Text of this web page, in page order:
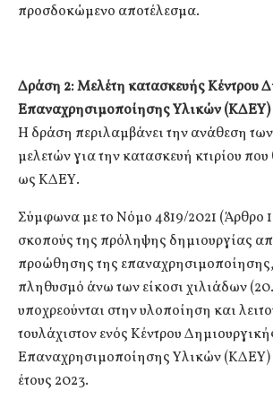
προσδοκώμενο αποτέλεσμα.
Δράση 2:Μελέτη κατασκευής Κέντρου
Επαναχρησιμοποίησης Υλικών
Η δράση περιλαμβάνει την ανάθεση
μελετών για την κατασκευή κτιρίου που
ως ΚΔΕΥ.
Σύμφωνα με το Νόμο 4819/2021 (Άρθρο
σκοπούς της πρόληψης δημιουργίας
προώθησης της
πληθυσμό άνω των είκοσι χιλιάδων
υποχρεούνται στην υλοποίηση και
τουλάχιστον ενός Κέντρου
Επαναχρησιμοποίησης Υλικών (ΚΔΕΥ)
έτους 2023.